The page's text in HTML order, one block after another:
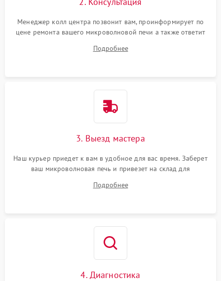
Менеджер колл центра позвонит вам, проинформирует по
цене ремонта вашего микроволновой печи а также ответит
Подробнее
3. Выезд мастера
Наш курьер приедет к вам в удобное для вас время. Заберет
ваш микроволновая печь и привезет на склад для
Подробнее
4. Диагностика